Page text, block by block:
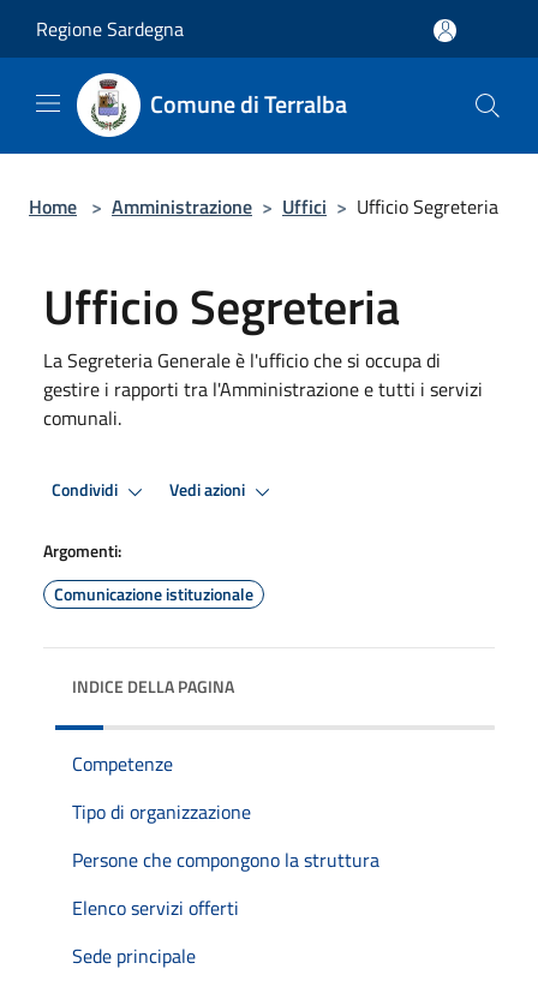
Regione Sardegna
Comune di Terralba
Home > Amministrazione > Uffici > Ufficio Segreteria
Ufficio Segreteria
La Segreteria Generale è l'ufficio che si occupa di
gestire i rapporti tra l'Amministrazione e tutti i servizi
comunali.
Condividi Vedi azioni
Argomenti:
Comunicazione istituzionale
INDICE DELLA PAGINA
Competenze
Tipo di organizzazione
Persone che compongono la struttura
Elenco servizi offerti
Sede principale